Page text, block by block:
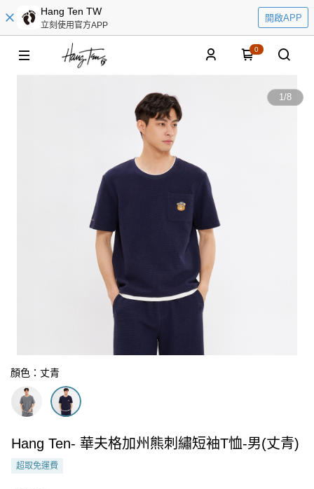
Hang Ten TW
立刻使用官方APP
開啟APP
0
1/8
顏色：丈青
Hang Ten- 華夫格加州熊刺繡短袖T恤-男(丈青)
超取免運費